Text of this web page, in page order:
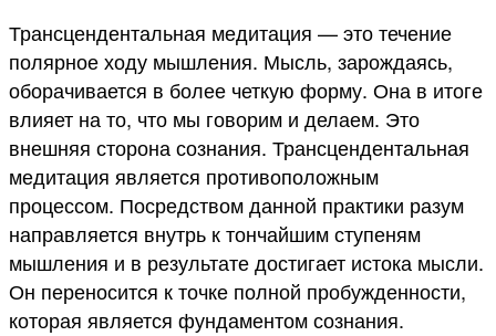
Трансцендентальная медитация — это течение
полярное ходу мышления. Мысль, зарождаясь,
оборачивается в более четкую форму. Она в итоге
влияет на то, что мы говорим и делаем. Это
внешняя сторона сознания. Трансцендентальная
медитация является противоположным
процессом. Посредством данной практики разум
направляется внутрь к тончайшим ступеням
мышления и в результате достигает истока мысли.
Он переносится к точке полной пробужденности,
которая является фундаментом сознания.